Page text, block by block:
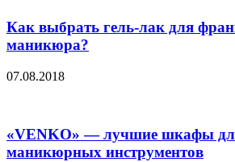
Как выбрать гель-лак для
маникюра?
07.08.2018
«VENKO» — лучшие шкафы
маникюрных инструментов